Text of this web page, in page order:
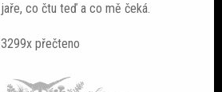
jaře, co čtu teď a co mě čeká.
3299x přečteno